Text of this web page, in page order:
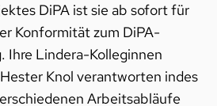
DiPA ist sie ab sofort für
Konformität zum DiPA-
Ihre Lindera-Kolleginnen
Knol verantworten indes
Arbeitsabläufe